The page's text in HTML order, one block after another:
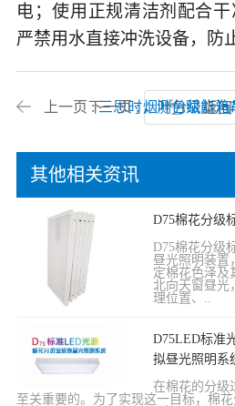
电；使用正规清洁剂配合干
严禁用水直接冲洗设备，防
上一页 :三恩时，测色赋能汽
返回
下一页 :烟叶分级灯箱
其他相关资讯
D75棉花分级
D75棉花分级
昼光照明装置
定棉花色泽及
北向天窗昼光
理位置、..
D75LED标准
拟昼光照明系
在棉花的分级
至关重要的。为了实现这一目标，棉